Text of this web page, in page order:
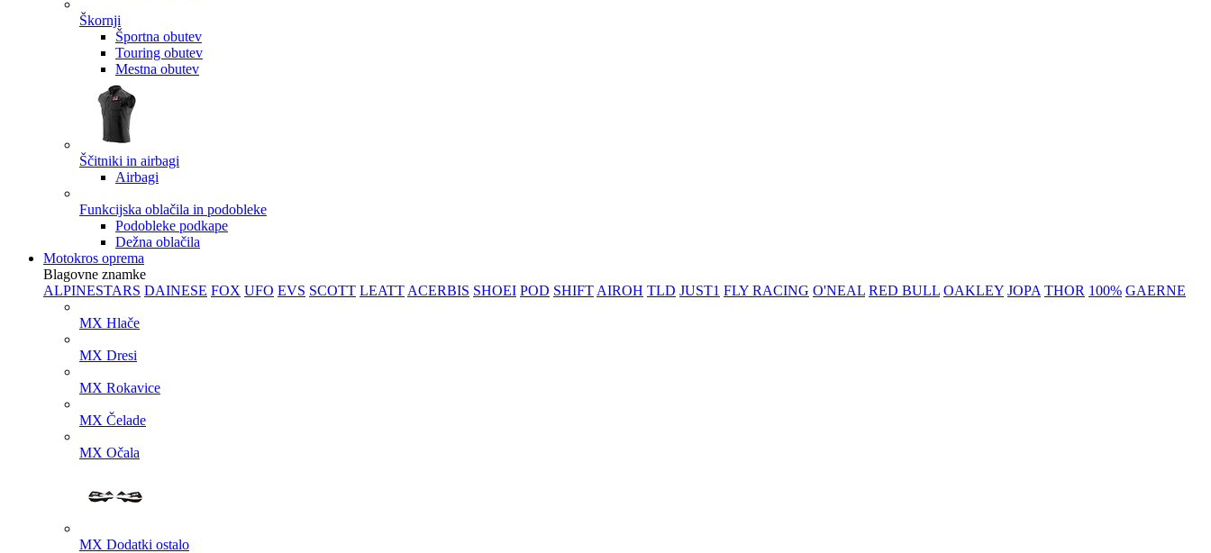
Škornji
Športna obutev
Touring obutev
Mestna obutev
Ščitniki in airbagi
Airbagi
Funkcijska oblačila in podobleke
Podobleke podkape
Dežna oblačila
Motokros oprema
Blagovne znamke
ALPINESTARS DAINESE FOX UFO EVS SCOTT LEATT ACERBIS SHOEI POD SHIFT AIROH TLD JUST1 FLY RACING O'NEAL RED BULL OAKLEY JOPA THOR 100% GAERNE
MX Hlače
MX Dresi
MX Rokavice
MX Čelade
MX Očala
MX Dodatki ostalo